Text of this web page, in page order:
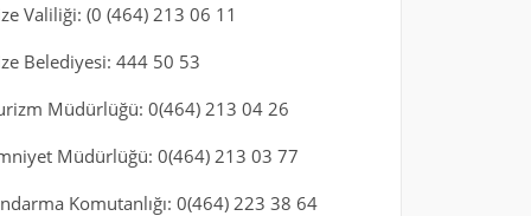
Valiliği: (0 (464) 213 06 11
Belediyesi: 444 50 53
Müdürlüğü: 0(464) 213 04 26
Müdürlüğü: 0(464) 213 03 77
Komutanlığı: 0(464) 223 38 64